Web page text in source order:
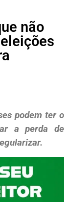
não
podem ter o
a perda de